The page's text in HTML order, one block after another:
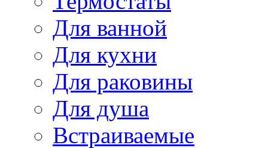
Для ванной
Для кухни
Для раковины
Для душа
Встраиваемые